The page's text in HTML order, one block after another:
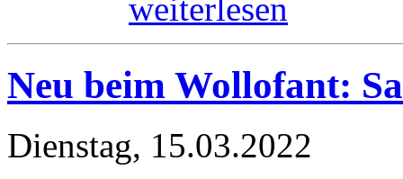
weiterlesen
Neu beim Wollofant:
Dienstag, 15.03.2022